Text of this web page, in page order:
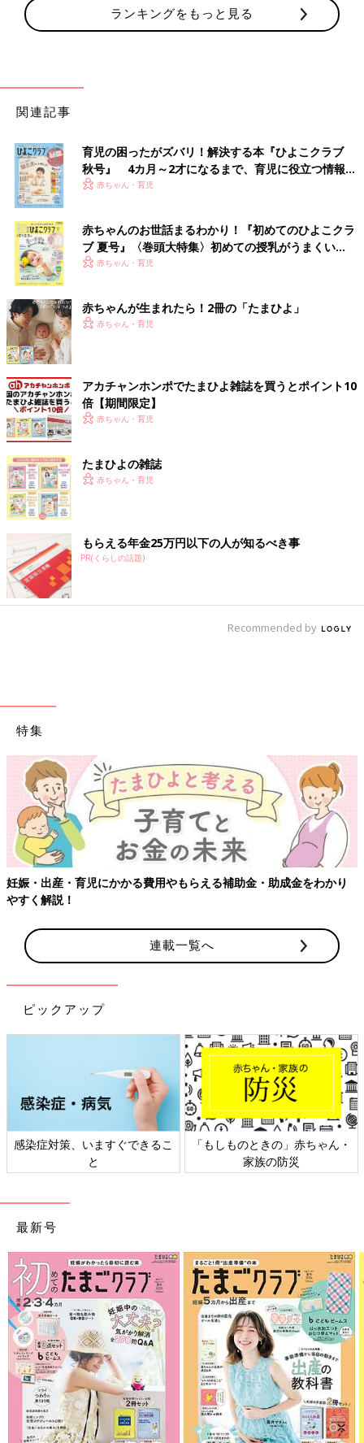
ランキングをもっと見る
関連記事
育児の困ったがズバリ！解決する本『ひよこクラブ
秋号』 4カ月～2才になるまで、育児に役立つ情報が
いっぱい！
赤ちゃん・育児
赤ちゃんのお世話まるわかり！『初めてのひよこクラ
ブ 夏号』〈巻頭大特集〉初めての授乳がうまくい
く！ おっぱい・ミルクの基本と夏のトラブル 解決テ
赤ちゃん・育児
赤ちゃんが生まれたら！2冊の「たまひよ」
赤ちゃん・育児
アカチャンホンポでたまひよ雑誌を買うとポイント10
倍【期間限定】
赤ちゃん・育児
たまひよの雑誌
赤ちゃん・育児
もらえる年金25万円以下の人が知るべき事
PR(くらしの話題)
Recommended by
特集
やもらえる補助金・助成金をわかり 【ワクチン接種できるもの
連載一覧へ
ピックアップ
きるこ
「もしものときの」赤ちゃん・
日本外来小児科学会リ
ト検討会
最新号